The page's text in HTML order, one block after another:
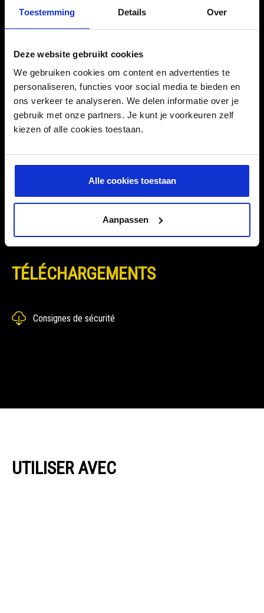
Toestemming Details Over
Deze website gebruikt cookies
We gebruiken cookies om content en advertenties te
personaliseren, functies voor social media te bieden en
ons verkeer te analyseren. We delen informatie over je
gebruik met onze partners. Je kunt je voorkeuren zelf
kiezen of alle cookies toestaan.
Alle cookies toestaan
Aanpassen
SKU 79.00.G7016
MENTIONS DE DANGER
H315 - Provoque une irritation cutanée.
suite d'expositions répétées ou d'une exposition prolongée:
TÉLÉCHARGEMENTS
Consignes de sécurité
UTILISER AVEC